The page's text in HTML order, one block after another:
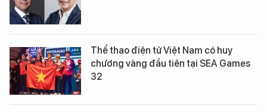
Thể thao điện tử Việt Nam có huy
chương vàng đầu tiên tại SEA Games
32